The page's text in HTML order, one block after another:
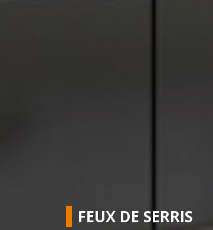
FEUX DE SERRIS